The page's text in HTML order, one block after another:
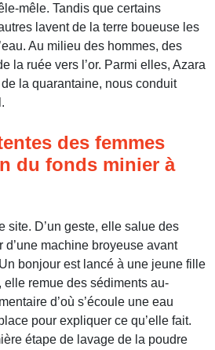
mêle. Tandis que certains
lavent de la terre boueuse les
Au milieu des hommes, des
la ruée vers l’or. Parmi elles, Azara
la quarantaine, nous conduit
des femmes
du fonds minier à
site. D’un geste, elle salue des
d’une machine broyeuse avant
bonjour est lancé à une jeune fille
remue des sédiments au-
d’où s’écoule une eau
pour expliquer ce qu’elle fait.
étape de lavage de la poudre